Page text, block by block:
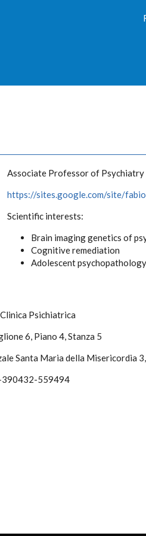
Associate Professor of Psychiatry
https://sites.google.com/site/
Scientific interests:
Brain imaging genetics of
Cognitive remediation
Adolescent psychopathology
Psichiatrica
6, Piano 4, Stanza 5
Santa Maria della Misericordia
559494